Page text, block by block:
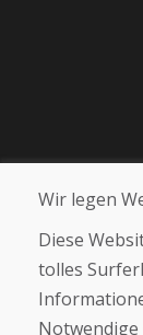
Wir legen
Diese
tolles
Notwendige